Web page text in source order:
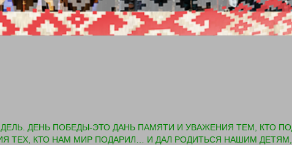
SKIP TO CONTENT
ДЕНЬ ПОБЕДЫ-ЭТО ДАНЬ ПАМЯТИ И УВАЖЕНИЯ ТЕМ, КТО
ТЕХ, КТО НАМ МИР ПОДАРИЛ… И ДАЛ РОДИТЬСЯ НАШИМ